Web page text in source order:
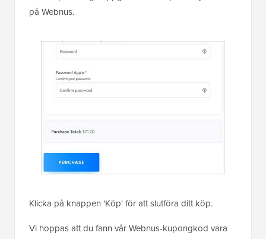
på Webnus.
Klicka på knappen 'Köp' för att slutföra ditt köp.
Vi hoppas att du fann vår Webnus-kupongkod vara